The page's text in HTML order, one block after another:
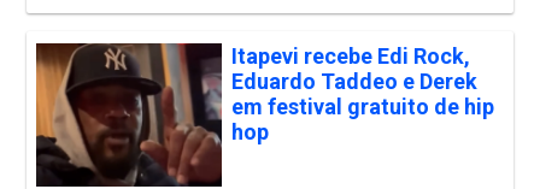
Itapevi recebe Edi Rock,
Eduardo Taddeo e Derek
em festival gratuito de hip
hop